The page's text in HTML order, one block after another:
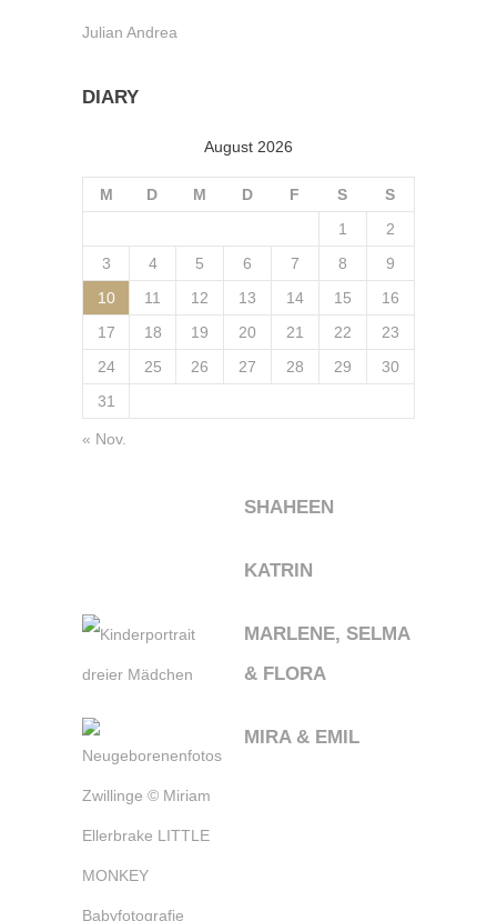
Julian Andrea
DIARY
August 2026
M D M D F S
S
1
2
3
4 5 6 7 8
9
10
11 12 13 14 15
16
17
18 19 20 21 22
23
24
25 26 27 28 29
30
31
« Nov.
SHAHEEN
KATRIN
MARLENE, SELMA
& FLORA
MIRA & EMIL